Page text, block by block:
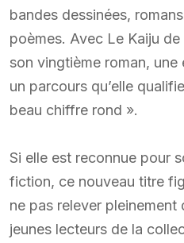
bandes dessinées,
poèmes. Avec Le Kaiju
son vingtième roman,
un parcours qu’elle
beau chiffre rond ».
Si elle est reconnue pour
fiction, ce nouveau titre
ne pas relever pleinement
jeunes lecteurs de la